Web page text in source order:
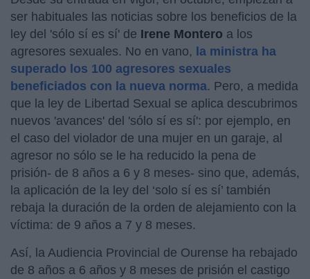
ser habituales las noticias sobre los beneficios de la
ley del 'sólo sí es sí' de Irene Montero a los
agresores sexuales. No en vano, la ministra ha
superado los 100 agresores sexuales
beneficiados con la nueva norma. Pero, a medida
que la ley de Libertad Sexual se aplica descubrimos
nuevos 'avances' del 'sólo sí es sí': por ejemplo, en
el caso del violador de una mujer en un garaje, al
agresor no sólo se le ha reducido la pena de
prisión- de 8 años a 6 y 8 meses- sino que, además,
la aplicación de la ley del ‘solo sí es sí’ también
rebaja la duración de la orden de alejamiento con la
víctima: de 9 años a 7 y 8 meses.
Así, la Audiencia Provincial de Ourense ha rebajado
de 8 años a 6 años y 8 meses de prisión el castigo